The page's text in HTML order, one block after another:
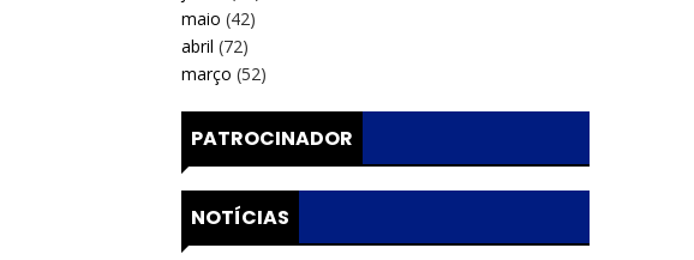
maio (42)
abril (72)
março (52)
PATROCINADOR
NOTÍCIAS